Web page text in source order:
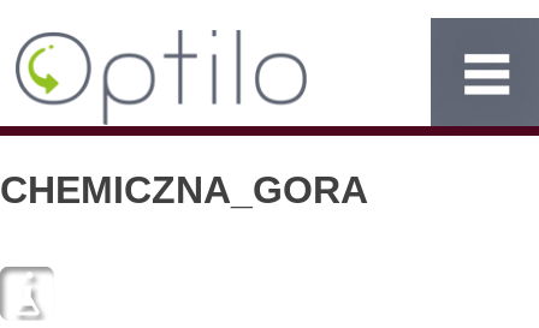
CHEMICZNA_GORA